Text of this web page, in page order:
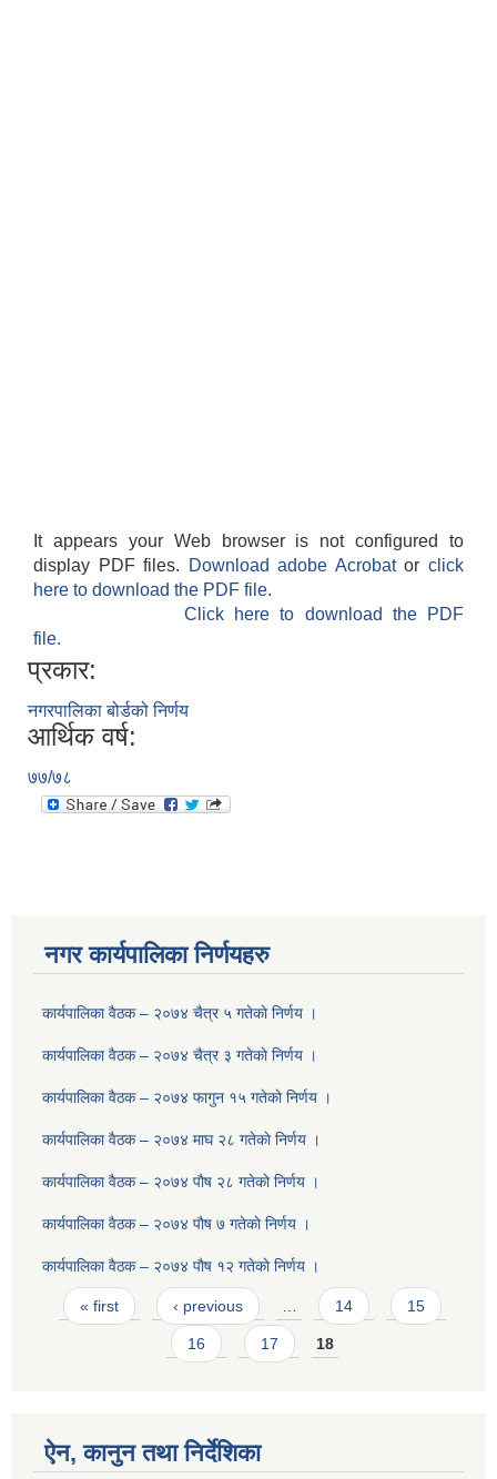
It appears your Web browser is not configured to
display PDF files.
Download adobe Acrobatorclick
here to download the PDF file.
Click here to download the PDF
file.
प्रकार:
नगरपालिका बोर्डको निर्णय
आर्थिक वर्ष:
७७/७८
नगर कार्यपालिका निर्णयहरु
कार्यपालिका वैठक – २०७४ चैत्र ५ गतेकाे निर्णय ।
कार्यपालिका वैठक – २०७४ चैत्र ३ गतेकाे निर्णय ।
कार्यपालिका वैठक – २०७४ फागुन १५ गतेकाे निर्णय ।
कार्यपालिका वैठक – २०७४ माघ २८ गतेकाे निर्णय ।
कार्यपालिका वैठक – २०७४ पाैष २८ गतेकाे निर्णय ।
कार्यपालिका वैठक – २०७४ पाैष ७ गतेकाे निर्णय ।
कार्यपालिका वैठक – २०७४ पाैष १२ गतेकाे निर्णय ।
Pages
« first ‹ previous … 14 15
16 17 18
ऐन, कानुन तथा निर्देशिका